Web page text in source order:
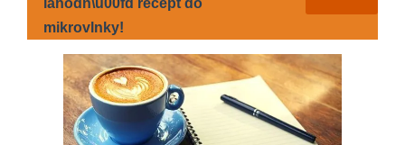
lahodn\u00fd recept do
mikrovlnky!